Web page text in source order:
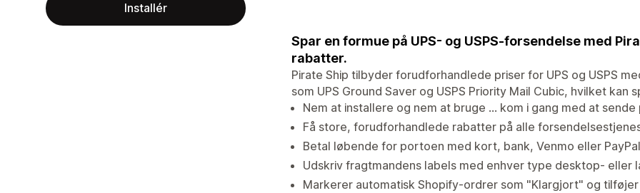
Installér
Spar en formue på UPS- og USPS-forsendelse med
rabatter.
Pirate Ship tilbyder forudforhandlede priser for UPS og USPS
som UPS Ground Saver og USPS Priority Mail Cubic, hvilket kan
Nem at installere og nem at bruge ... kom i gang med at sende
Få store, forudforhandlede rabatter på alle
Betal løbende for portoen med kort, bank, Venmo eller
Udskriv fragtmandens labels med enhver type desktop- eller
Markerer automatisk Shopify-ordrer som "Klargjort" og tilføjer